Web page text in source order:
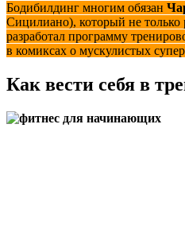
Бодибилдинг многим обязан
Сицилиано), который не только
разработал программу
в комиксах о мускули­стых
Как вести себя в